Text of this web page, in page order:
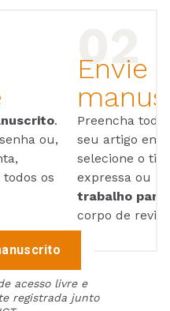
.
ou,
os
Envie
Preencha
seu artigo em
selecione o
expressa ou
trabalho para
corpo de
acesso livre e
registrada junto